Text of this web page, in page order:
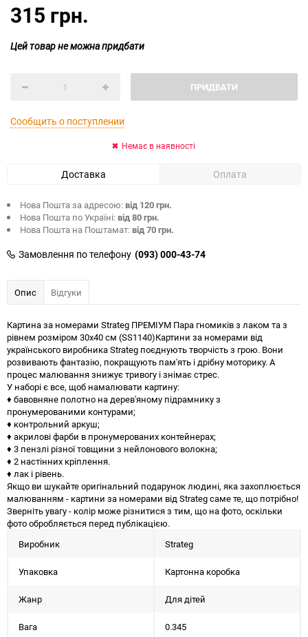
315 грн.
Цей товар не можна придбати
ПРИДБАТИ
Сообщить о поступлении
Немає в наявності
Доставка Оплата
Нова Пошта за адресою:від 120 грн.
Нова Пошта по Україні:від 80 грн.
Нова Пошта на Поштамат:від 70 грн.
Замовлення по телефону (093) 000-43-74
Опис Відгуки
Картина за номерами Strateg ПРЕМІУМ Пара гномиків з лаком та з
рівнем розміром 30х40 см (SS1140)Картини за номерами від
українського виробника Strateg поєднують творчість з грою. Вони
розвивають фантазію, покращують пам'ять і дрібну моторику. А
процес малювання знижує тривогу і знімає стрес.
У наборі є все, щоб намалювати картину:
♦ бавовняне полотно на дерев'яному підрамнику з
пронумерованими контурами;
♦ контрольний аркуш;
♦ акрилові фарби в пронумерованих контейнерах;
♦ 3 пензлі різної товщини з нейлонового волокна;
♦ 2 настінних кріплення.
♦ лак і рівень.
Якщо ви шукайте оригінальний подарунок людині, яка захоплюється
малюванням - картини за номерами від Strateg саме те, що потрібно!
Зверніть увагу - колір може різнитися з тим, що на фото, оскільки
фото обробляється перед публікацією.
Виробник
Strateg
Упаковка Картонна коробка
Жанр Для дітей
Вага 0.345